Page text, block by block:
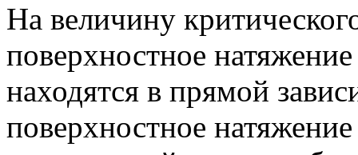
На величину
поверхностное
находятся в прямой
поверхностное